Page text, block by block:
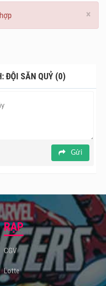
×
ĐỘI SĂN QUỶ (0)
Gửi
RẠP
CGV
Lotte